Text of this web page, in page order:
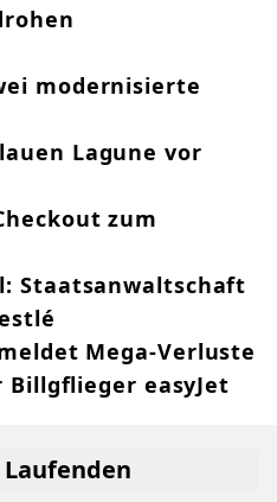
modernisierte
Lagune vor
zum
Staatsanwaltschaft
Mega-Verluste
easyJet